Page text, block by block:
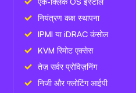
नियंत्रण कक्ष स्थापना
IPMI या iDRAC कंसोल
KVM रिमोट एक्सेस
तेज़ सर्वर प्रोविज़निंग
निजी और फ्लोटिंग आईपी